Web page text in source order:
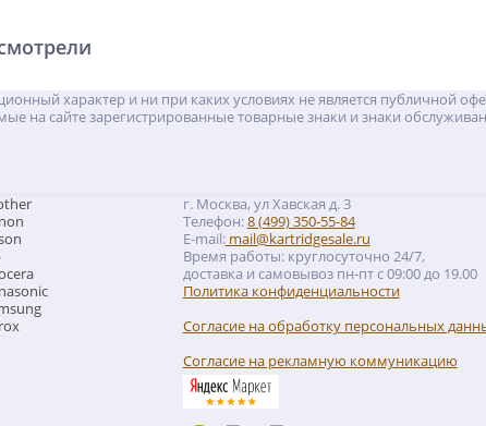
характер и ни при каких условиях не является публичной
на сайте зарегистрированные товарные знаки и знаки
г. Москва, ул Хавская д. 3
Телефон:8 (499) 350-55-84
E-mail:mail@kartridgesale.ru
Время работы: круглосуточно 24/7,
доставка и самовывоз пн-пт с 09:00 до 19.00
Политика конфиденциальности
Согласие на обработку персональных
Согласие на рекламную коммуникацию